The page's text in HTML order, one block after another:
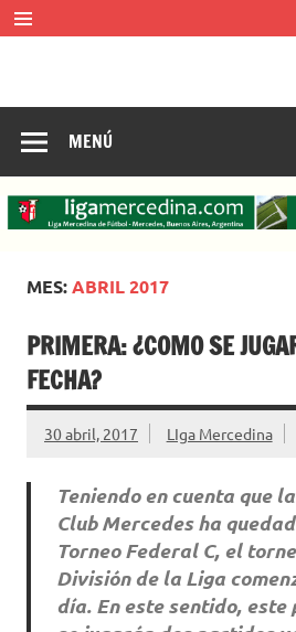
Saltar
contenido
MENÚ
MES:ABRIL 2017
PRIMERA: ¿COMO SE
FECHA?
30 abril, 2017 LIga Mercedina
Teniendo en cuenta que
Club Mercedes ha
Torneo Federal C, el
División de la Liga
día. En este sentido,